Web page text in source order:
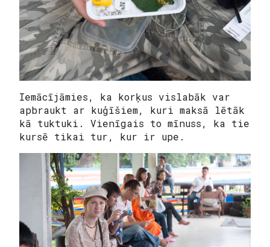
Iemācījāmies, ka korķus vislabāk var
apbraukt ar kuģīšiem, kuri maksā lētāk
kā tuktuki. Vienīgais to mīnuss, ka tie
kursē tikai tur, kur ir upe.